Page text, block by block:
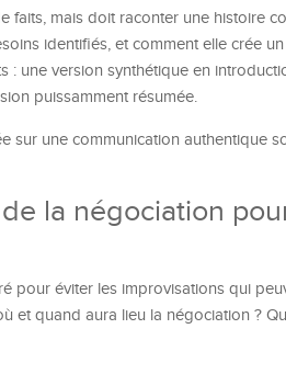
faits, mais doit raconter une histoire
identifiés, et comment elle crée
: une version synthétique en
puissamment résumée.
sur une communication authentique
la négociation
pour éviter les improvisations qui
et quand aura lieu la négociation ?